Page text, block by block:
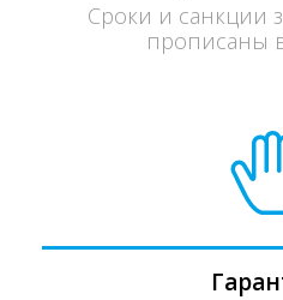
Сроки и санкции
прописаны